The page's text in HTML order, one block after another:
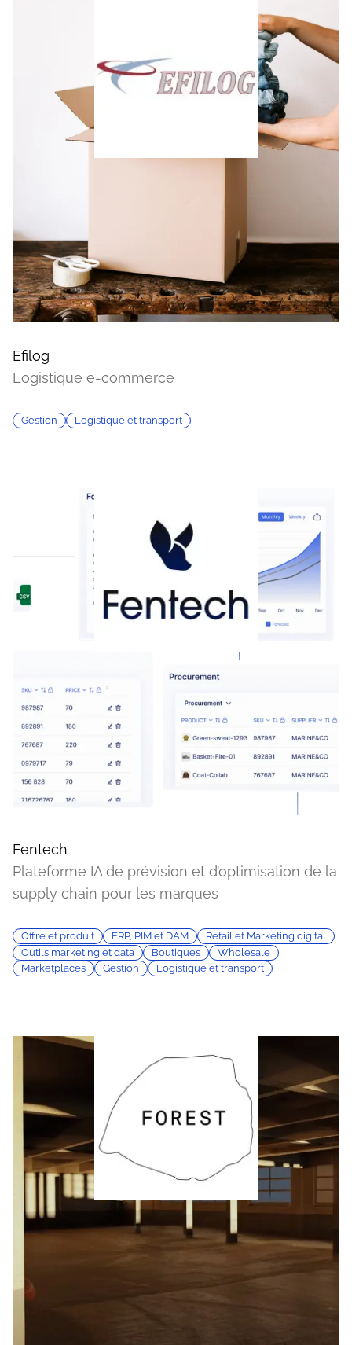
Efilog
Logistique e-commerce
Gestion Logistique et transport
Fentech
Plateforme IA de prévision et d’optimisation de la
supply chain pour les marques
Offre et produit ERP, PIM et DAM
Retail et Marketing digital
Outils marketing et data
Boutiques
Wholesale
Marketplaces
Gestion Logistique et transport